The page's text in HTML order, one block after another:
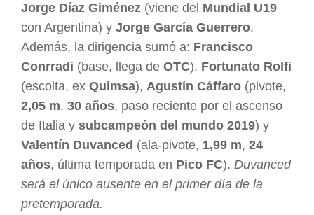
Jorge Díaz Giménez (viene del Mundial U19
con Argentina) y Jorge García Guerrero.
Además, la dirigencia sumó a: Francisco
Conrradi (base, llega de OTC), Fortunato Rolfi
(escolta, ex Quimsa), Agustín Cáffaro (pivote,
2,05 m, 30 años, paso reciente por el ascenso
de Italia y subcampeón del mundo 2019) y
Valentín Duvanced (ala-pivote, 1,99 m, 24
años, última temporada en Pico FC). Duvanced
será el único ausente en el primer día de la
pretemporada.